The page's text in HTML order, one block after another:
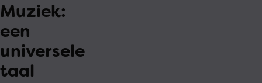
Muziek:
een
universele
taal